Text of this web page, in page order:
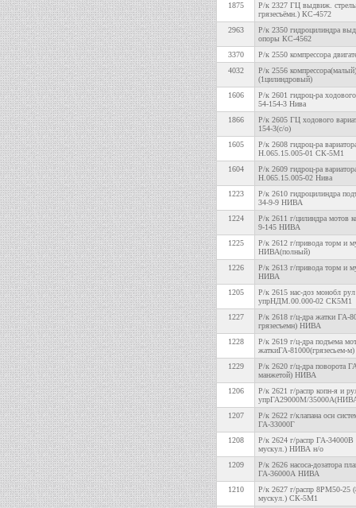
1875
Р/к 2327 ГЦ выдвиж.
грязесъёмн.) КС-4572
2963
Р/к 2350 гидроцилиндра
опоры КС-4562
3370
Р/к 2550 компрессора
4032
Р/к 2556
(1цилиндровый)
1606
Р/к 2601 гидроц-ра ходового
54-154-3 Нива
1866
Р/к 2605 ГЦ ходового
154-3(с/о)
1605
Р/к 2608 гидроц-ра
Н.065.15.005-01 СК-5М1
1604
Р/к 2609 гидроц-ра
Н.065.15.005-02 Нива
1223
Р/к 2610 гидроцилиндра
34-9-9 НИВА
1224
Р/к 2611 г/цилиндра мотов
9-145 НИВА
1225
Р/к 2612 г/привода торм и
НИВА(полный)
1226
Р/к 2613 г/привода торм и
НИВА
1205
Р/к 2615 нас-доз монобл рул
упрНДМ.00.000-02 СК5М1
1227
Р/к 2618 г/ц-дра жатки ГА-
грязесъемн) НИВА
1228
Р/к 2619 г/ц-дра подъема мот
жаткиГА-81000(грязесьем-м)
1229
Р/к 2620 г/ц-дра поворота
манжетой) НИВА
1206
Р/к 2621 г/распр копн-я и
упрГА29000М/
1207
Р/к 2622 г/клапана осн
ГА-33000Г
1208
Р/к 2624 г/распр ГА-34000В
мускул.) НИВА н/о
1209
Р/к 2626 насоса-дозатора
ГА-36000А НИВА
1210
Р/к 2627 г/распр 8РМ50-25
мускул.) СК-5М1